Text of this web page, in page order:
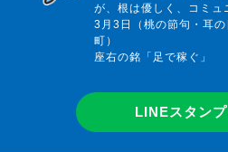
が、根は優しく、コミュ
3月3日（桃の節句・耳
町）
座右の銘「足で稼ぐ」
LINEスタン